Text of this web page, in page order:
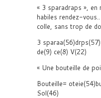
« 3 sparadraps », en
habiles rendez-
colle, sans trop de
3
de(9) ce(8) V(22)
« Une bouteille de
Bouteille=
Sol(46)